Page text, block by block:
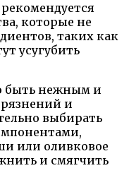
которые не
таких как
усугубить
быть нежным и
и
выбирать
или оливковое
и смягчить